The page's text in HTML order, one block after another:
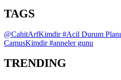
TAGS
@CahitArfKimdir#Acil Durum Planı
CamusKimdir#anneler gunu
TRENDING